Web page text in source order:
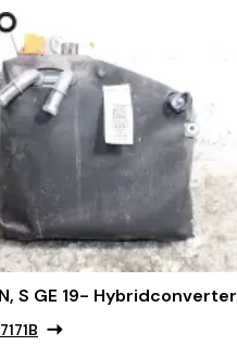
S GE 19- Hybridconverter